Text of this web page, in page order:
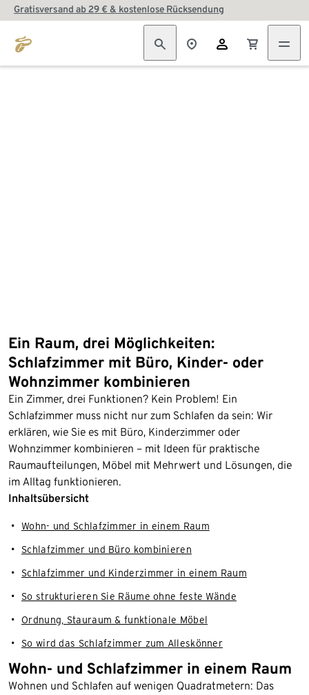
Gratisversand ab 29 € & kostenlose Rücksendung
Ein Raum, drei Möglichkeiten:
Schlafzimmer mit Büro, Kinder- oder
Wohnzimmer kombinieren
Ein Zimmer, drei Funktionen? Kein Problem! Ein
Schlafzimmer muss nicht nur zum Schlafen da sein: Wir
erklären, wie Sie es mit Büro, Kinderzimmer oder
Wohnzimmer kombinieren – mit Ideen für praktische
Raumaufteilungen, Möbel mit Mehrwert und Lösungen, die
im Alltag funktionieren.
Inhaltsübersicht
Wohn- und Schlafzimmer in einem Raum
Schlafzimmer und Büro kombinieren
Schlafzimmer und Kinderzimmer in einem Raum
So strukturieren Sie Räume ohne feste Wände
Ordnung, Stauraum & funktionale Möbel
So wird das Schlafzimmer zum Alleskönner
Wohn- und Schlafzimmer in einem Raum
Wohnen und Schlafen auf wenigen Quadratmetern: Das